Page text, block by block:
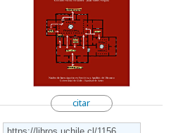
citar